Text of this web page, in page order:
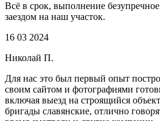
Всё в срок, выполнение
заездом на наш участок.
16 03 2024
Николай П.
Для нас это был первый опыт
своим сайтом и фотографиями
включая выезд на строящийся
бригады славянские, отлично